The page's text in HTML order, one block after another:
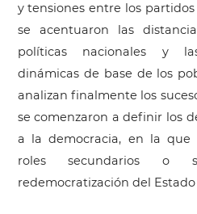
y tensiones entre los
se acentuaron las
políticas nacionales y
dinámicas de base de los
analizan finalmente los
se comenzaron a definir los
a la democracia, en la que
roles secundarios o
redemocratización del